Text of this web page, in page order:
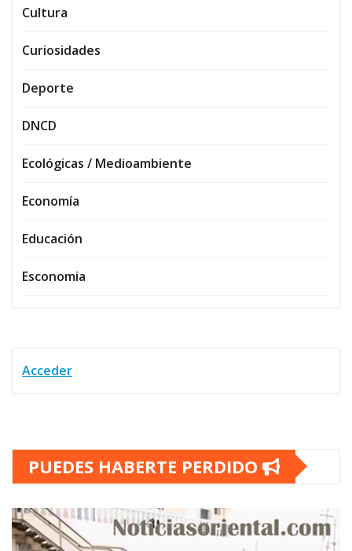
Cultura
Curiosidades
Deporte
DNCD
Ecológicas / Medioambiente
Economía
Educación
Esconomia
Acceder
PUEDES HABERTE PERDIDO